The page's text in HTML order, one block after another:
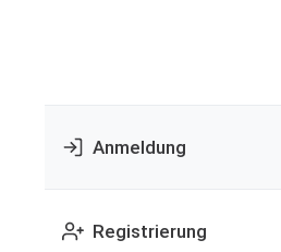
Anmeldung
Registrierung